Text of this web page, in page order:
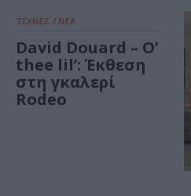
ΤΕΧΝΕΣ / ΝΕΑ
David Douard – O’
thee lil’: Έκθεση
στη γκαλερί
Rodeo